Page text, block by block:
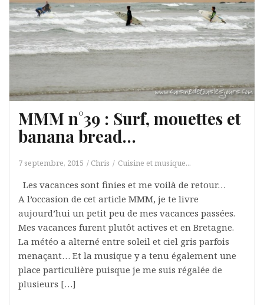
MMM n°39 : Surf, mouettes et
banana bread…
7 septembre, 2015 Chris Cuisine et musique...
Les vacances sont finies et me voilà de retour…
A l’occasion de cet article MMM, je te livre
aujourd’hui un petit peu de mes vacances passées.
Mes vacances furent plutôt actives et en Bretagne.
La météo a alterné entre soleil et ciel gris parfois
menaçant… Et la musique y a tenu également une
place particulière puisque je me suis régalée de
plusieurs […]